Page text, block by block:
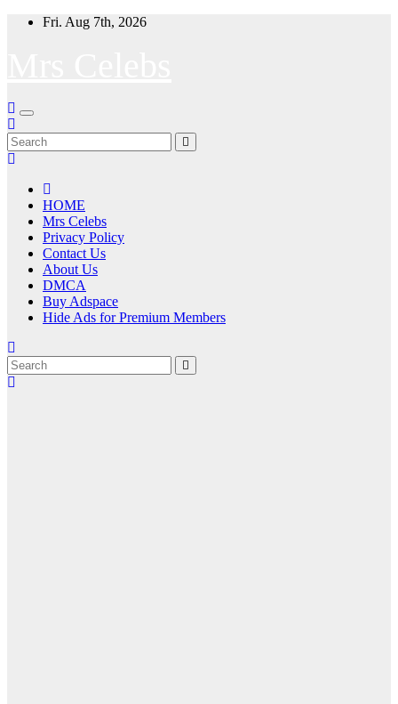
Skip
Fri. Aug 7th, 2026
HOME
Mrs Celebs
Privacy Policy
Contact Us
About Us
DMCA
Buy Adspace
Hide Ads for Premium Members